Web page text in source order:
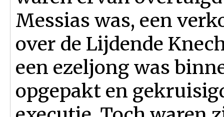
Messias was, een
over de Lijdende
een ezeljong was
opgepakt en